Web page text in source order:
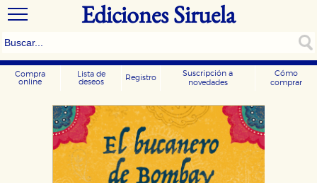
Ediciones Siruela
Compra
online
Lista de
deseos
Registro
Suscripción a
novedades
Cómo
comprar